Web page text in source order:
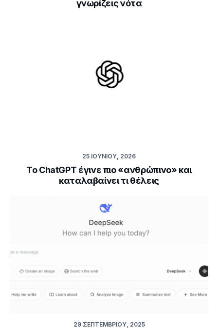
γνωρίζεις νότα
25 ΙΟΥΝΊΟΥ, 2026
Το ChatGPT έγινε πιο «ανθρώπινο» και
καταλαβαίνει τι θέλεις
29 ΣΕΠΤΕΜΒΡΊΟΥ, 2025